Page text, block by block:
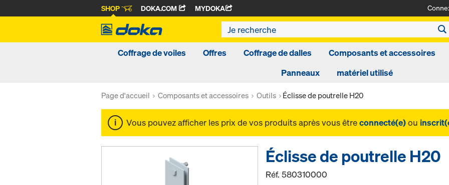
SHOP DOKA.COM MYDOKA
Coffrage de voiles Offres Coffrage de dalles
Composants et accessoires
Panneaux
matériel utilisé
Page d'accueil Composants et accessoires Outils Éclisse de poutrelle H20
Vous pouvez afficher les prix de vos produits après vous êtreconnecté(e)ou
Éclisse de poutrelle H20
Réf.580310000